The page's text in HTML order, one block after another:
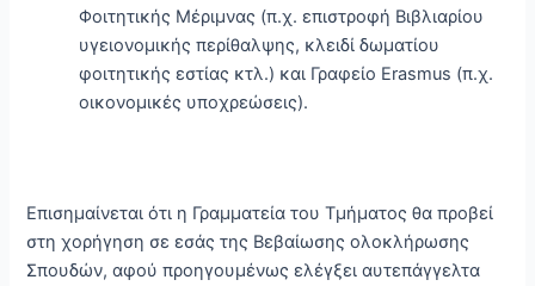
Φοιτητικής Μέριμνας (π.χ. επιστροφή Βιβλιαρίου
υγειονομικής περίθαλψης, κλειδί δωματίου
φοιτητικής εστίας κτλ.) και Γραφείο Erasmus (π.χ.
οικονομικές υποχρεώσεις).
Επισημαίνεται ότι η Γραμματεία του Τμήματος θα προβεί
στη χορήγηση σε εσάς της Βεβαίωσης ολοκλήρωσης
Σπουδών, αφού προηγουμένως ελέγξει αυτεπάγγελτα